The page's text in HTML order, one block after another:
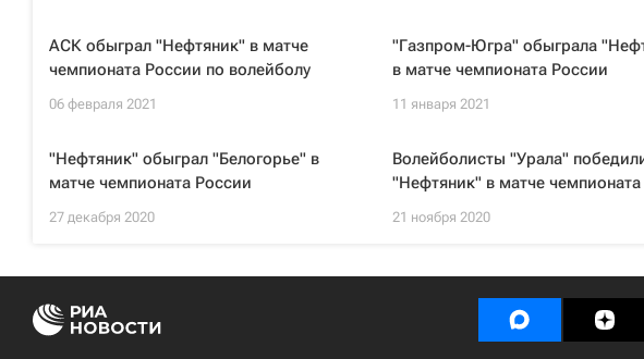
АСК обыграл "Нефтяник" в матче
чемпионата России по волейболу
06 февраля 2021
"Газпром-Югра" обыграла
в матче чемпионата России
11 января 2021
"Нефтяник" обыграл "Белогорье" в
матче чемпионата России
27 декабря 2020
Волейболисты "Урала"
"Нефтяник" в матче
21 ноября 2020